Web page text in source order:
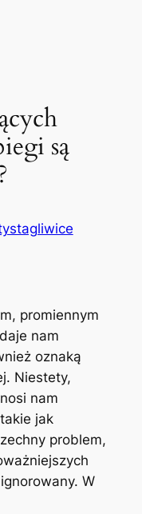
są
promiennym
nam
oznaką
Niestety,
nam
jak
problem,
W